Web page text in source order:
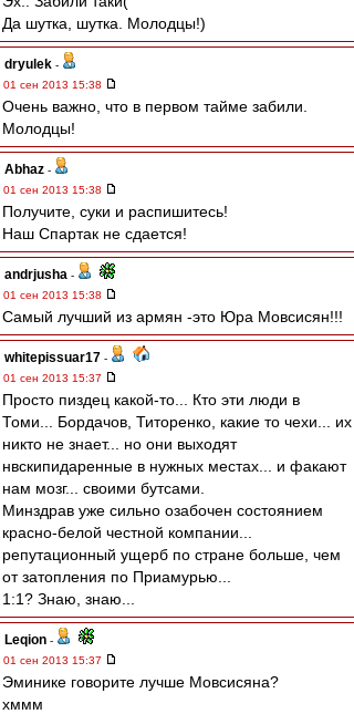
Да шутка, шутка. Молодцы!)
dryulek -
01 сен 2013 15:38
Очень важно, что в первом тайме забили.
Молодцы!
Abhaz -
01 сен 2013 15:38
Получите, суки и распишитесь!
Наш Спартак не сдается!
andrjusha -
01 сен 2013 15:38
Самый лучший из армян -это Юра Мовсисян!!!
whitepissuar17 -
01 сен 2013 15:37
Просто пиздец какой-то... Кто эти люди в
Томи... Бордачов, Титоренко, какие то чехи... их
никто не знает... но они выходят
нвскипидаренные в нужных местах... и факают
нам мозг... своими бутсами.
Минздрав уже сильно озабочен состоянием
красно-белой честной компании...
репутационный ущерб по стране больше, чем
от затопления по Приамурью...
1:1? Знаю, знаю...
Leqion -
01 сен 2013 15:37
Эминике говорите лучше Мовсисяна?
хммм